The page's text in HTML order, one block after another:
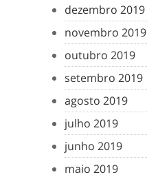
dezembro 2019
novembro 2019
outubro 2019
setembro 2019
agosto 2019
julho 2019
junho 2019
maio 2019